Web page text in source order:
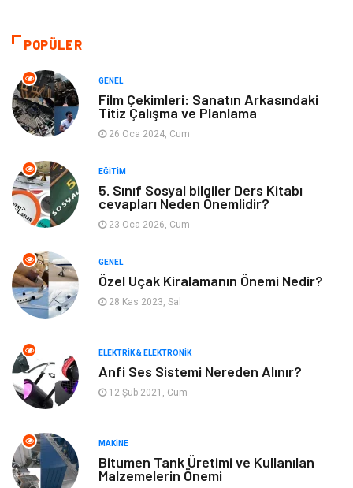
Eğitim ve Kariyer
Otomotiv
Makine Alışveriş
Keyif ve Hobi
Tatil Yeme İçme
Bilgisayar & Yazılım Spor
İnternet
Finans ve Yönetim Gayrimenkul
Mobilya Aksesuar
Anne Çocuk
Tekstil Hediyelik Eşya
POPÜLER
GENEL
Film Çekimleri: Sanatın Arkasındaki
Titiz Çalışma ve Planlama
26 Oca 2024, Cum
EĞITIM
5. Sınıf Sosyal bilgiler Ders Kitabı
cevapları Neden Önemlidir?
23 Oca 2026, Cum
GENEL
Özel Uçak Kiralamanın Önemi Nedir?
28 Kas 2023, Sal
ELEKTRIK & ELEKTRONIK
Anfi Ses Sistemi Nereden Alınır?
12 Şub 2021, Cum
MAKINE
Bitumen Tank Üretimi ve Kullanılan
Malzemelerin Önemi